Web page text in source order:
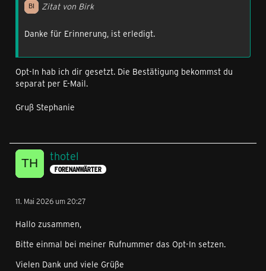
Zitat von Birk
Danke für Erinnerung, ist erledigt.
Opt-In hab ich dir gesetzt. Die Bestätigung bekommst du
separat per E-Mail.
Gruß Stephanie
thotel
FORENANWÄRTER
11. Mai 2026 um 20:27
Hallo zusammen,
Bitte einmal bei meiner Rufnummer das Opt-In setzen.
Vielen Dank und viele Grüße